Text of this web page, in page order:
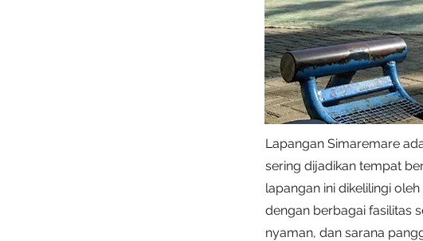
Lapangan Simaremare
sering dijadikan tempat
lapangan ini dikelilingi
dengan berbagai fasilitas
nyaman, dan sarana